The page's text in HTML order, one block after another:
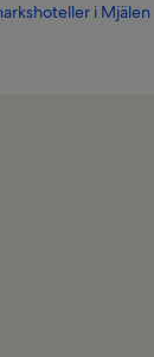
i Mjälen